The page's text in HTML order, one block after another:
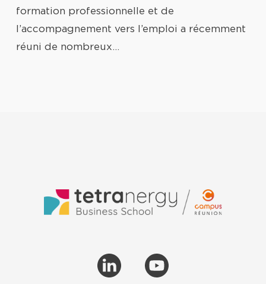
formation professionnelle et de
l’accompagnement vers l’emploi a récemment
réuni de nombreux…